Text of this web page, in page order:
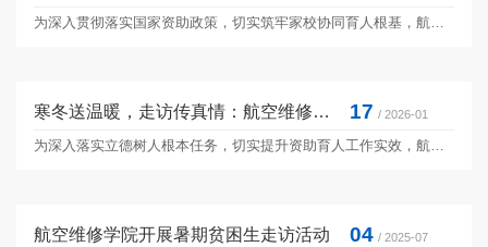
寒冬送温暖，走访传真情：航空维修学院开展贫困生走访慰问活动 17 / 2026-01
航空维修学院开展暑期贫困生走访活动 04 / 2025-07